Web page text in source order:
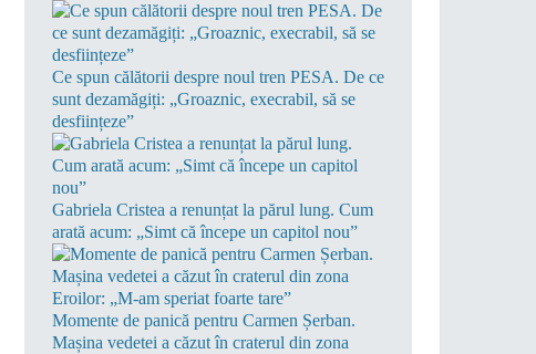
Ce spun călătorii despre noul tren PESA. De ce
sunt dezamăgiți: „Groaznic, execrabil, să se
desființeze”
Gabriela Cristea a renunțat la părul lung. Cum
arată acum: „Simt că începe un capitol nou”
Momente de panică pentru Carmen Șerban.
Mașina vedetei a căzut în craterul din zona